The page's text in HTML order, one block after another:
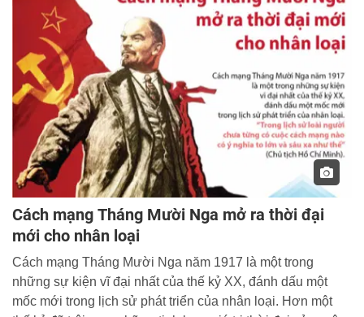
Cách mạng Tháng Mười Nga mở ra thời đại
mới cho nhân loại
Cách mạng Tháng Mười Nga năm 1917 là một trong
những sự kiện vĩ đại nhất của thế kỷ XX, đánh dấu một
mốc mới trong lịch sử phát triển của nhân loại. Hơn một